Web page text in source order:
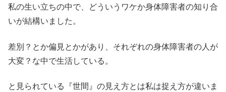
私の生い立ちの中で、どういうワケか身体障害者の知り合
いが結構いました。
差別？とか偏見とかがあり、それぞれの身体障害者の人が
大変？な中で生活している。
と見られている『世間』の見え方とは私は捉え方が違いま